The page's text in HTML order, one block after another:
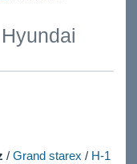
/ Grand starex / H-1